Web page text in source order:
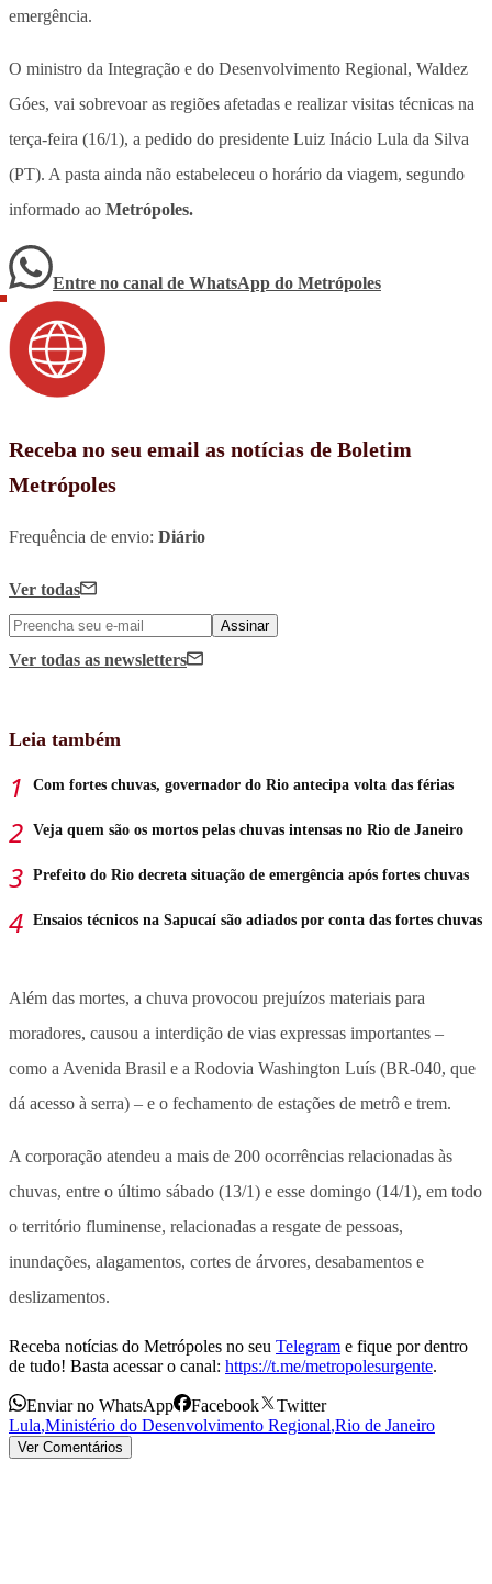
emergência.
O ministro da Integração e do Desenvolvimento Regional, Waldez
Góes, vai sobrevoar as regiões afetadas e realizar visitas técnicas na
terça-feira (16/1), a pedido do presidente Luiz Inácio Lula da Silva
(PT). A pasta ainda não estabeleceu o horário da viagem, segundo
informado ao Metrópoles.
Entre no canal de WhatsApp do Metrópoles
Receba no seu email as notícias de Boletim
Metrópoles
Frequência de envio: Diário
Ver todas
Assinar
Ver todas as newsletters
Leia também
Com fortes chuvas, governador do Rio antecipa volta das férias
Veja quem são os mortos pelas chuvas intensas no Rio de Janeiro
Prefeito do Rio decreta situação de emergência após fortes chuvas
Ensaios técnicos na Sapucaí são adiados por conta das fortes chuvas
Além das mortes, a chuva provocou prejuízos materiais para
moradores, causou a interdição de vias expressas importantes –
como a Avenida Brasil e a Rodovia Washington Luís (BR-040, que
dá acesso à serra) – e o fechamento de estações de metrô e trem.
A corporação atendeu a mais de 200 ocorrências relacionadas às
chuvas, entre o último sábado (13/1) e esse domingo (14/1), em todo
o território fluminense, relacionadas a resgate de pessoas,
inundações, alagamentos, cortes de árvores, desabamentos e
deslizamentos.
Receba notícias do Metrópoles no seu Telegram e fique por dentro
de tudo! Basta acessar o canal: https://t.me/metropolesurgente.
Enviar no WhatsApp Facebook
Twitter
Lula,Ministério do Desenvolvimento Regional,Rio de Janeiro
Ver Comentários